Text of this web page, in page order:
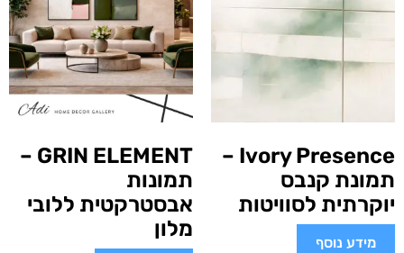
Ivory Presence –
תמונת קנבס
יוקרתית לסוויטות
מידע נוסף
GRIN ELEMENT –
תמונות
אבסטרקטית ללובי
מלון